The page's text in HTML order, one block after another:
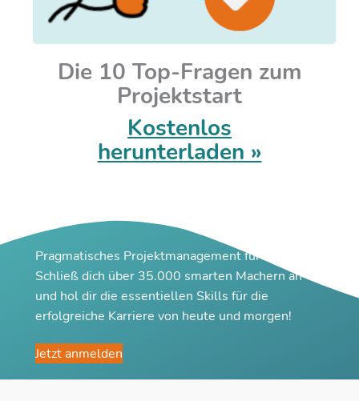
Die 10 Top-Fragen zum
Projektstart
Kostenlos
herunterladen »
Pragmatisches Projektmanagement für Macher
Schließ dich über 35.000 smarten Machern an
und hol dir die essentiellen Skills für die
erfolgreiche Karriere von heute und morgen!
Jetzt anmelden